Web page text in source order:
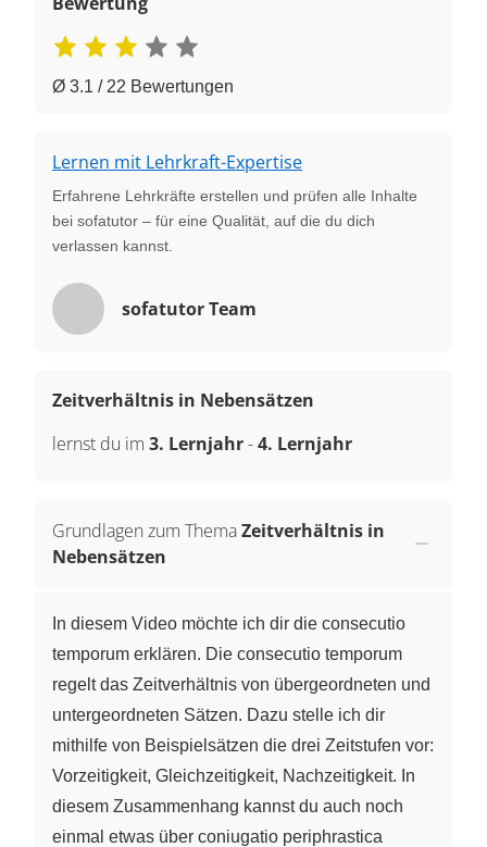
Ø 3.1 / 22 Bewertungen
Lernen mit Lehrkraft-Expertise
Erfahrene Lehrkräfte erstellen und prüfen alle Inhalte
bei sofatutor – für eine Qualität, auf die du dich
verlassen kannst.
sofatutor Team
Zeitverhältnis in Nebensätzen
lernst du im 3. Lernjahr-4. Lernjahr
Grundlagen zum ThemaZeitverhältnis in
Nebensätzen
In diesem Video möchte ich dir die consecutio
temporum erklären. Die consecutio temporum
regelt das Zeitverhältnis von übergeordneten und
untergeordneten Sätzen. Dazu stelle ich dir
mithilfe von Beispielsätzen die drei Zeitstufen vor:
Vorzeitigkeit, Gleichzeitigkeit, Nachzeitigkeit. In
diesem Zusammenhang kannst du auch noch
einmal etwas über coniugatio periphrastica